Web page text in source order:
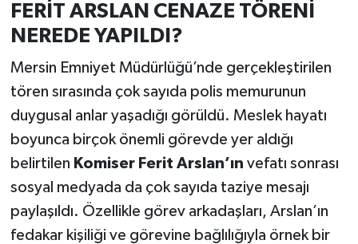
FERİT ARSLAN CENAZE TÖRENİ
NEREDE YAPILDI?
Mersin Emniyet Müdürlüğü’nde gerçekleştirilen
tören sırasında çok sayıda polis memurunun
duygusal anlar yaşadığı görüldü. Meslek hayatı
boyunca birçok önemli görevde yer aldığı
belirtilen Komiser Ferit Arslan’ın vefatı sonrası
sosyal medyada da çok sayıda taziye mesajı
paylaşıldı. Özellikle görev arkadaşları, Arslan’ın
fedakar kişiliği ve görevine bağlılığıyla örnek bir